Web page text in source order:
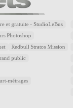
et gratuite - StudioLeBus
Photoshop
Redbull Stratos Mission
public
métrages